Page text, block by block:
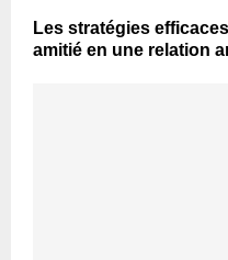
Les stratégies
amitié en une relation